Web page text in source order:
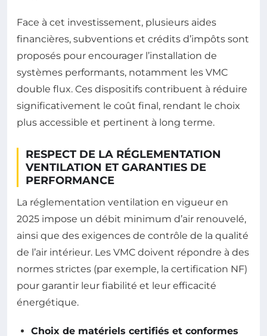
Face à cet investissement, plusieurs aides
financières, subventions et crédits d’impôts sont
proposés pour encourager l’installation de
systèmes performants, notamment les VMC
double flux. Ces dispositifs contribuent à réduire
significativement le coût final, rendant le choix
plus accessible et pertinent à long terme.
RESPECT DE LA RÉGLEMENTATION
VENTILATION ET GARANTIES DE
PERFORMANCE
La réglementation ventilation en vigueur en
2025 impose un débit minimum d’air renouvelé,
ainsi que des exigences de contrôle de la qualité
de l’air intérieur. Les VMC doivent répondre à des
normes strictes (par exemple, la certification NF)
pour garantir leur fiabilité et leur efficacité
énergétique.
Choix de matériels certifiés et conformes